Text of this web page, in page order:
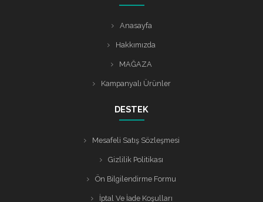
Anasayfa
Hakkımızda
MAĞAZA
Kampanyalı Ürünler
DESTEK
Mesafeli Satış Sözleşmesi
Gizlilik Politikası
Ön Bilgilendirme Formu
İptal Ve İade Koşulları